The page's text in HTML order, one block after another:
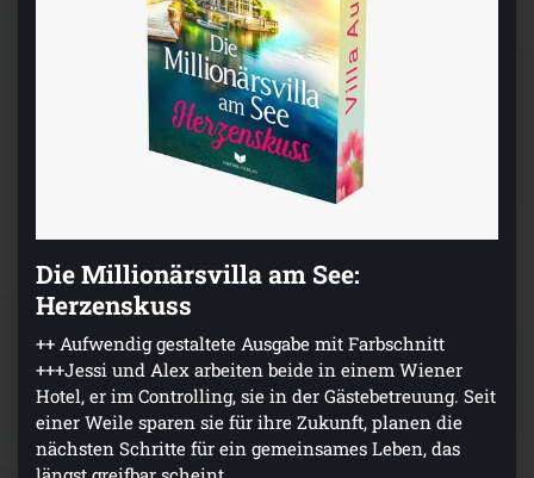
Die Millionärsvilla am See:
Herzenskuss
++ Aufwendig gestaltete Ausgabe mit Farbschnitt
+++Jessi und Alex arbeiten beide in einem Wiener
Hotel, er im Controlling, sie in der Gästebetreuung. Seit
einer Weile sparen sie für ihre Zukunft, planen die
nächsten Schritte für ein gemeinsames Leben, das
längst greifbar scheint.